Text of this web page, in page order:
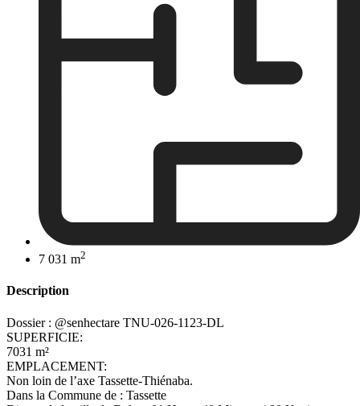
7 031 m2
Description
Dossier : @senhectare TNU-026-1123-DL
SUPERFICIE:
7031 m²
EMPLACEMENT:
Non loin de l’axe Tassette-Thiénaba.
Dans la Commune de : Tassette